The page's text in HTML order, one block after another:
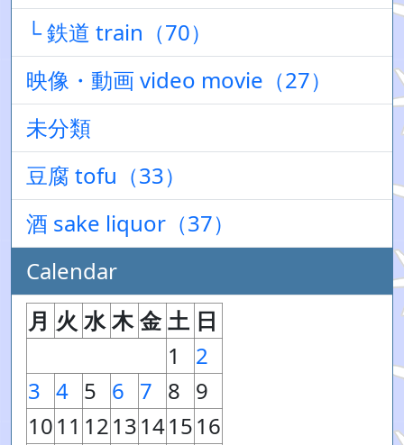
└ 鉄道 train（70）
映像・動画 video movie（27）
未分類
豆腐 tofu（33）
酒 sake liquor（37）
Calendar
月 火 水 木 金 土 日
1
2
3 4 5 6 7 8 9
1011 1213141516